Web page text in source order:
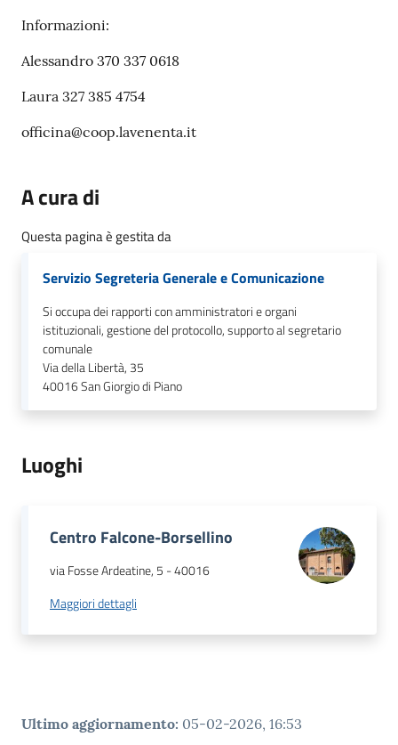
Informazioni:
Alessandro 370 337 0618
Laura 327 385 4754
officina@coop.lavenenta.it
A cura di
Questa pagina è gestita da
Servizio Segreteria Generale e Comunicazione
Si occupa dei rapporti con amministratori e organi
istituzionali, gestione del protocollo, supporto al segretario
comunale
Via della Libertà, 35
40016San Giorgio di Piano
Luoghi
Centro Falcone-Borsellino
via Fosse Ardeatine, 5 -40016
Maggiori dettagli
Ultimo aggiornamento: 05-02-2026, 16:53